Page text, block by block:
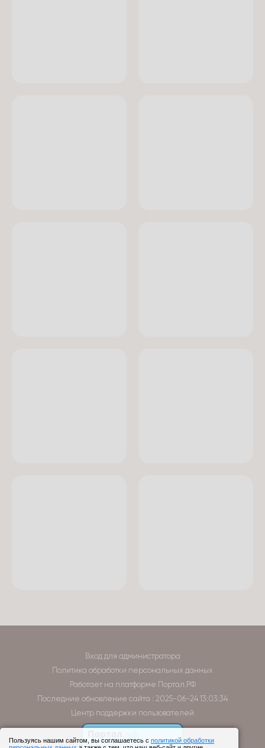
Пользуясь нашим сайтом, вы соглашаетесь с политикой обработки
Вход для администратора
Политика обработки персональных данных
Работает на платформе Портал.РФ
Последние обновление сайта : 2025-06-24 13:03:34
Центр поддержки пользователей